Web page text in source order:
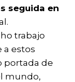
seguida en
trabajo
estos
portada de
mundo,